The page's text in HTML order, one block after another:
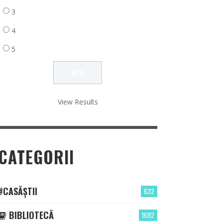
3
4
5
View Results
632
1692
BIBLIOTECĂ